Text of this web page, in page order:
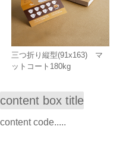
三つ折り縦型(91x163) マ
ットコート180kg
content box title
content code.....